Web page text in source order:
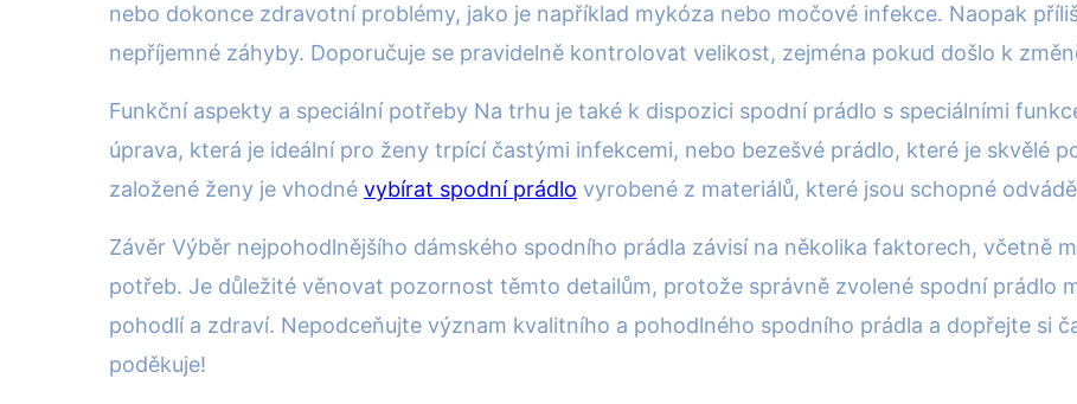
nebo dokonce zdravotní problémy, jako je například mykóza nebo močové infekce. Naopak
nepříjemné záhyby. Doporučuje se pravidelně kontrolovat velikost, zejména pokud došlo k
Funkční aspekty a speciální potřeby Na trhu je také k dispozici spodní prádlo s speciálními
úprava, která je ideální pro ženy trpící častými infekcemi, nebo bezešvé prádlo, které je skvělé
založené ženy je vhodné vybírat spodní prádlo vyrobené z materiálů, které jsou schopné
Závěr Výběr nejpohodlnějšího dámského spodního prádla závisí na několika faktorech, včetně
potřeb. Je důležité věnovat pozornost těmto detailům, protože správně zvolené spodní prádlo
pohodlí a zdraví. Nepodceňujte význam kvalitního a pohodlného spodního prádla a dopřejte si
poděkuje!